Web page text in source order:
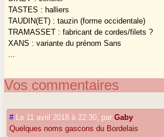
TASTES : halliers
TAUDIN(ET) : tauzin (forme occidentale)
TRAMASSET : fabricant de cordes/filets ?
XANS : variante du prénom Sans
...
Vos commentaires
# Le 11 avril 2018 à 22:30 parGaby
Quelques noms gascons du Bordelais